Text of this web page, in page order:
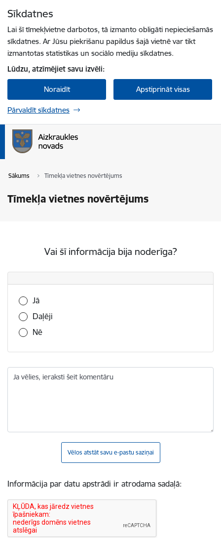
Sīkdatnes
Lai šī tīmekļvietne darbotos, tā izmanto obligāti nepieciešamās
sīkdatnes. Ar Jūsu piekrišanu papildus šajā vietnē var tikt
izmantotas statistikas un sociālo mediju sīkdatnes.
Lūdzu, atzīmējiet savu izvēli:
Noraidīt Apstiprināt visas
Pārvaldīt sīkdatnes
Sākums Tīmekļa vietnes novērtējums
Tīmekļa vietnes novērtējums
Vai šī informācija bija noderīga?
Vai šī informācija bija noderīga?
Jā
Daļēji
Nē
Ja vēlies, ieraksti šeit komentāru
Vēlos atstāt savu e-pastu saziņai
Informācija par datu apstrādi ir atrodama sadaļā: